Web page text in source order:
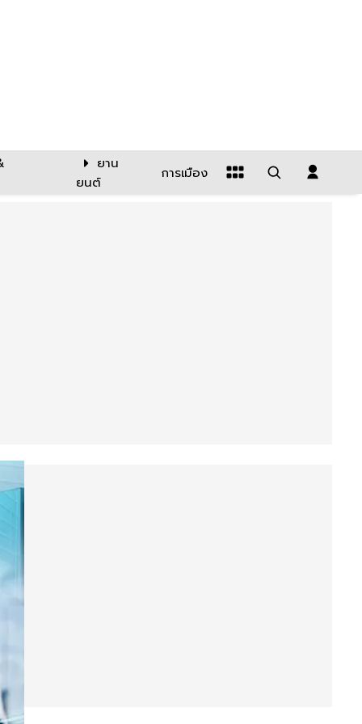
ยาน
ยนต์
การเมือง